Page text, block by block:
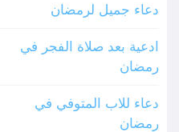
دعاء جميل لرمضان
ادعية بعد صلاة الفجر في
رمضان
دعاء للاب المتوفي في
رمضان